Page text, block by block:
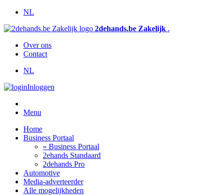
NL
2dehands.be Zakelijk .
Over ons
Contact
NL
Inloggen
Menu
Home
Business Portaal
» Business Portaal
2ehands Standaard
2dehands Pro
Automotive
Media-adverteerder
Alle mogelijkheden